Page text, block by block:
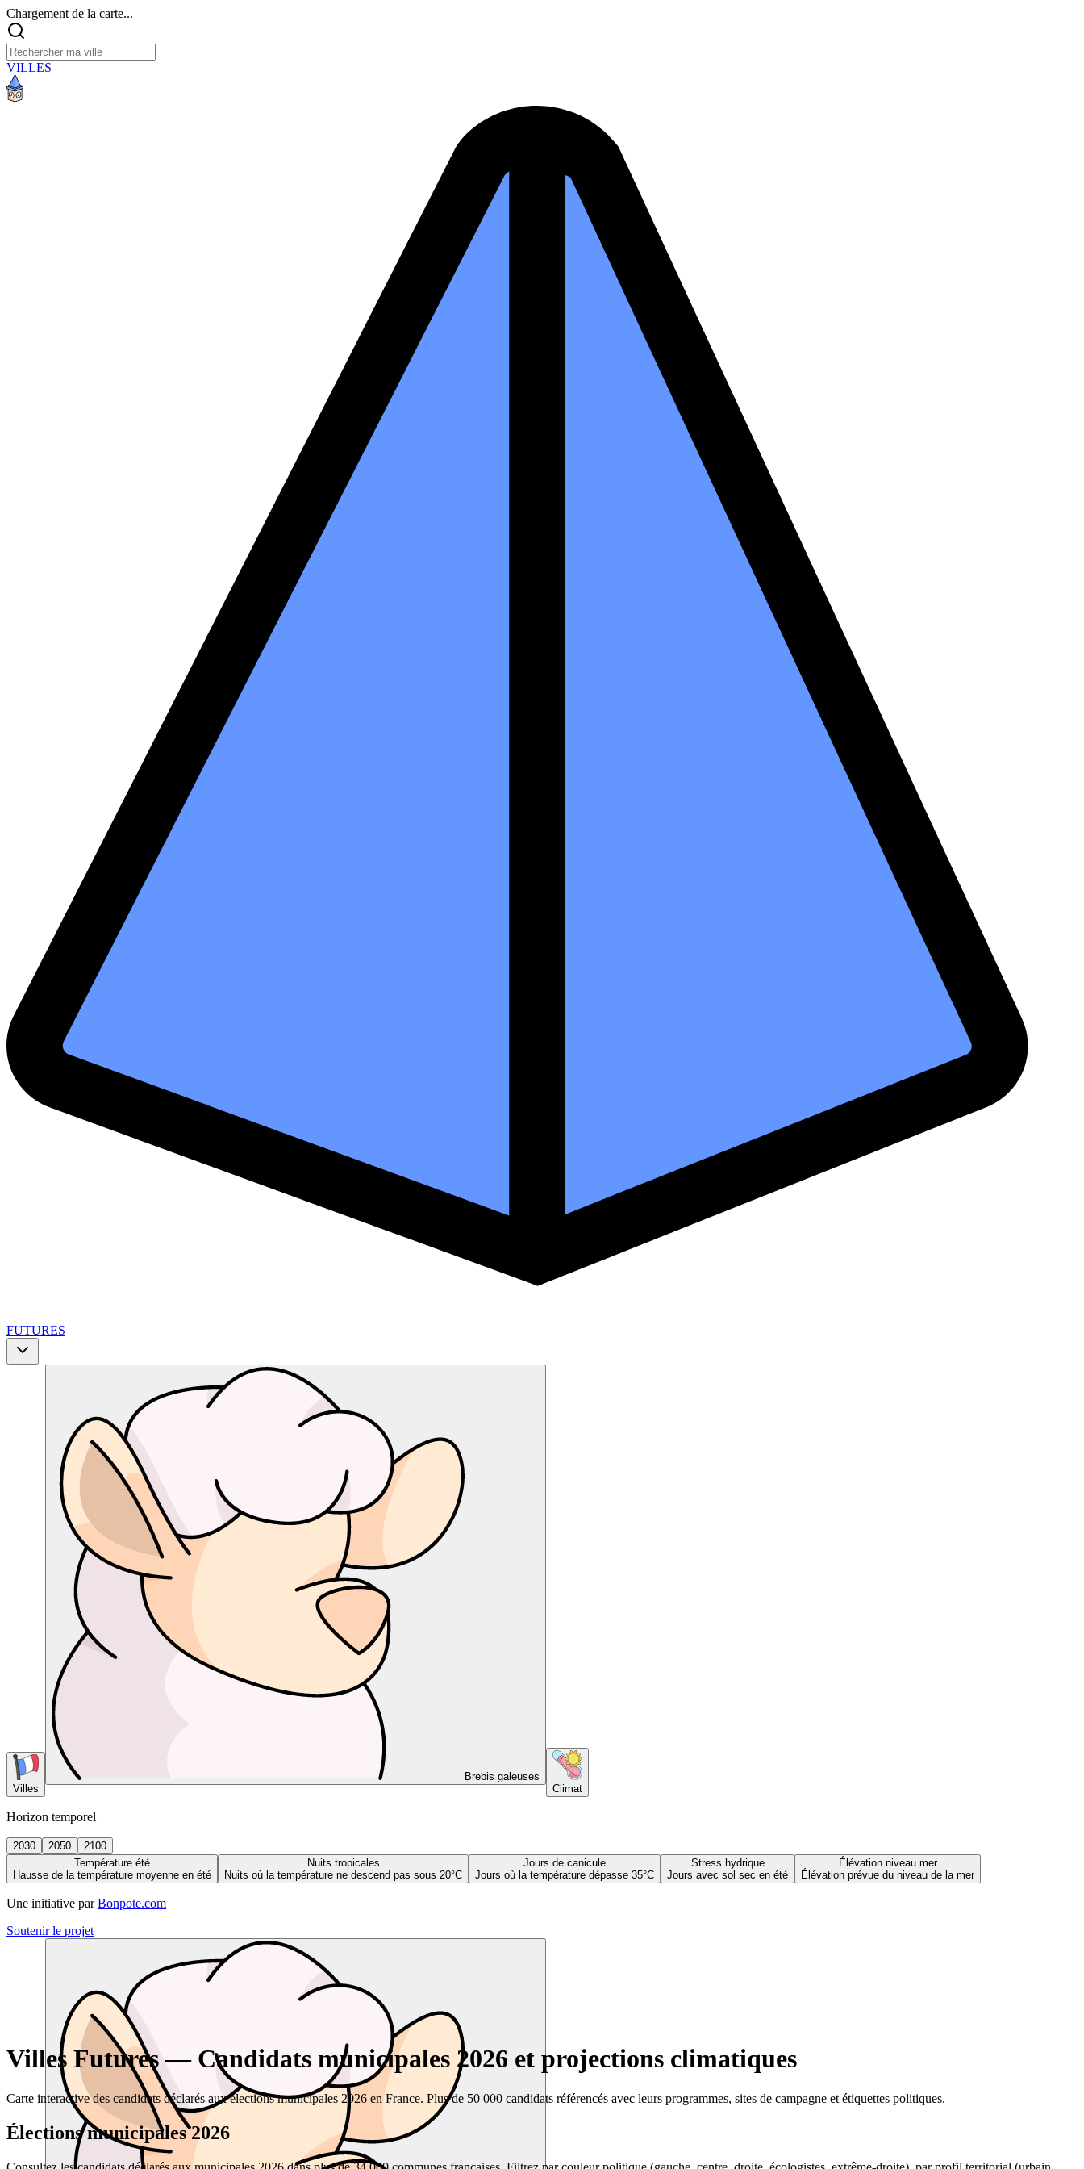
Chargement de la carte...
VILLES
FUTURES
Villes
Brebis galeuses
Climat
Horizon temporel
2030 2050
2100
Température été
Hausse de la température moyenne en été
Nuits tropicales
Nuits où la température ne descend pas sous 20°C
Jours de canicule
Jours où la température dépasse 35°C
Stress hydrique
Jours avec sol sec en été
Élévation niveau mer
Élévation prévue du niveau de la mer
Une initiative par Bonpote.com
Soutenir le projet
Villes Futures — Candidats municipales 2026 et projections climatiques
Carte interactive des candidats déclarés aux élections municipales 2026 en France. Plus de 50 000 candidats référencés avec leurs programmes, sites de campagne et étiquettes politiques.
Élections municipales 2026